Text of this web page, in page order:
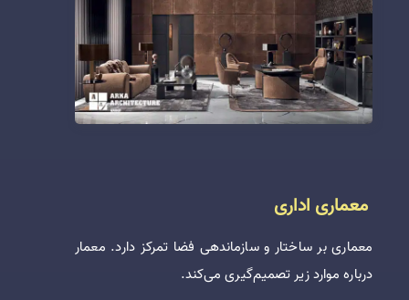
معماری اداری
معماری بر ساختار و سازماندهی فضا تمرکز دارد. معمار
درباره موارد زیر تصمیم‌گیری می‌کند.